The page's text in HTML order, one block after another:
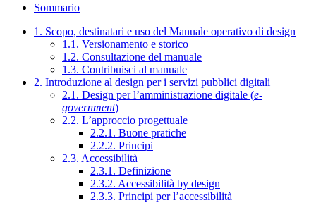
Sommario
1. Scopo, destinatari e uso del Manuale operativo di design
1.1. Versionamento e storico
1.2. Consultazione del manuale
1.3. Contribuisci al manuale
2. Introduzione al design per i servizi pubblici digitali
2.1. Design per l’amministrazione digitale (e-
government)
2.2. L’approccio progettuale
2.2.1. Buone pratiche
2.2.2. Principi
2.3. Accessibilità
2.3.1. Definizione
2.3.2. Accessibilità by design
2.3.3. Principi per l’accessibilità